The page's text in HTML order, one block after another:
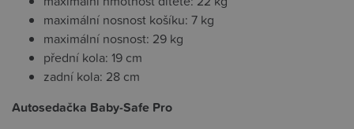
maximální nosnost košíku: 7 kg
maximální nosnost: 29 kg
přední kola: 19 cm
zadní kola: 28 cm
Autosedačka Baby-Safe Pro